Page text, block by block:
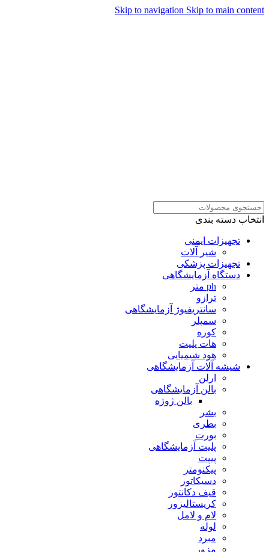
Skip to navigation Skip to main content
انتخاب دسته بندی
تجهیزات ایمنی
شیر آلات
تجهیزات پزشکی
دستگاه آزمایشگاهی
ph متر
ترازو
سانتریفیوژ آزمایشگاهی
سمپلر
کوره
هات پلیت
هود شیمیایی
شیشه آلات آزمایشگاهی
ارلن
بالن آزمایشگاهی
بالن ژوژه
بشر
بطری
بورت
پلیت آزمایشگاهی
پیپت
پیکنومتر
دسیکاتور
قیف دکانتور
کریستالیزور
لام و لامل
لوله
مبرد
مزور
همراهان علمینو به علت نوسانات